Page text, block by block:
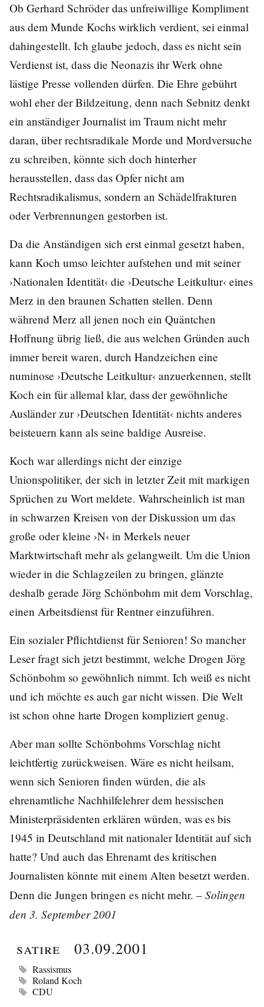
Ob Gerhard Schröder das unfreiwillige Kompliment
aus dem Munde Kochs wirklich verdient, sei einmal
dahingestellt. Ich glaube jedoch, dass es nicht sein
Verdienst ist, dass die Neonazis ihr Werk ohne
lästige Presse vollenden dürfen. Die Ehre gebührt
wohl eher der Bildzeitung, denn nach Sebnitz denkt
ein anständiger Journalist im Traum nicht mehr
daran, über rechtsradikale Morde und Mordversuche
zu schreiben, könnte sich doch hinterher
herausstellen, dass das Opfer nicht am
Rechtsradikalismus, sondern an Schädelfrakturen
oder Verbrennungen gestorben ist.
Da die Anständigen sich erst einmal gesetzt haben,
kann Koch umso leichter aufstehen und mit seiner
›Nationalen Identität‹ die ›Deutsche Leitkultur‹ eines
Merz in den braunen Schatten stellen. Denn
während Merz all jenen noch ein Quäntchen
Hoffnung übrig ließ, die aus welchen Gründen auch
immer bereit waren, durch Handzeichen eine
numinose ›Deutsche Leitkultur‹ anzuerkennen, stellt
Koch ein für allemal klar, dass der gewöhnliche
Ausländer zur ›Deutschen Identität‹ nichts anderes
beisteuern kann als seine baldige Ausreise.
Koch war allerdings nicht der einzige
Unionspolitiker, der sich in letzter Zeit mit markigen
Sprüchen zu Wort meldete. Wahrscheinlich ist man
in schwarzen Kreisen von der Diskussion um das
große oder kleine ›N‹ in Merkels neuer
Marktwirtschaft mehr als gelangweilt. Um die Union
wieder in die Schlagzeilen zu bringen, glänzte
deshalb gerade Jörg Schönbohm mit dem Vorschlag,
einen Arbeitsdienst für Rentner einzuführen.
Ein sozialer Pflichtdienst für Senioren! So mancher
Leser fragt sich jetzt bestimmt, welche Drogen Jörg
Schönbohm so gewöhnlich nimmt. Ich weiß es nicht
und ich möchte es auch gar nicht wissen. Die Welt
ist schon ohne harte Drogen kompliziert genug.
Aber man sollte Schönbohms Vorschlag nicht
leichtfertig zurückweisen. Wäre es nicht heilsam,
wenn sich Senioren finden würden, die als
ehrenamtliche Nachhilfelehrer dem hessischen
Ministerpräsidenten erklären würden, was es bis
1945 in Deutschland mit nationaler Identität auf sich
hatte? Und auch das Ehrenamt des kritischen
Journalisten könnte mit einem Alten besetzt werden.
Denn die Jungen bringen es nicht mehr. – Solingen
den 3. September 2001
Satire 03.09.2001
Rassismus
Roland Koch
CDU